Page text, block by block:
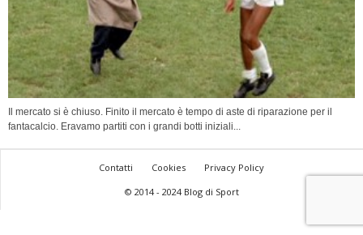
Il mercato si è chiuso. Finito il mercato è tempo di aste di riparazione per il
fantacalcio. Eravamo partiti con i grandi botti iniziali...
Contatti Cookies
Privacy Policy
© 2014 - 2024 Blog di Sport